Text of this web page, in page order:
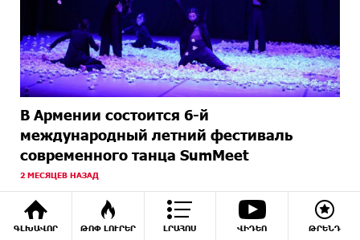
ԳԼԽԱՎՈՐ ԹՈՓ ԼՈՒՐԵՐ ԼՐԱՀՈՍ ՎԻԴԵՈ ԹՐԵՆԴ
В Армении состоится 6-й
международный летний фестиваль
современного танца SumMeet
2 МЕСЯЦЕВ НАЗАД
ФОТО